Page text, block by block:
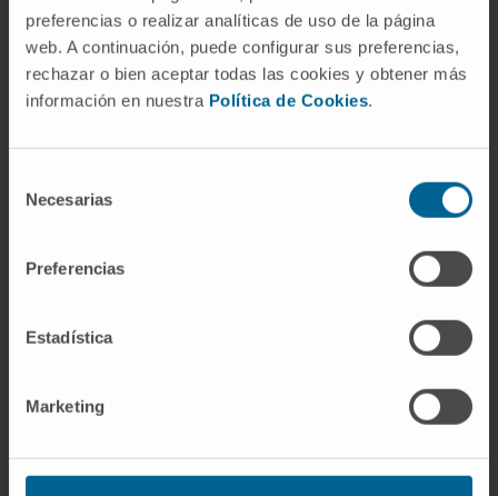
preferencias o realizar analíticas de uso de la página
web. A continuación, puede configurar sus preferencias,
rechazar o bien aceptar todas las cookies y obtener más
información en nuestra Política de Cookies.
Necesarias
Preferencias
Estadística
Marketing
Albóndigas (precocinadas)
0,20
Carne empanada y pasteles
carne (precocinados)
0,19
Quesos de bola, gallego y
manchego fresco
Lecha de vaca entera, batidos
Queso de Burgos, requesón y